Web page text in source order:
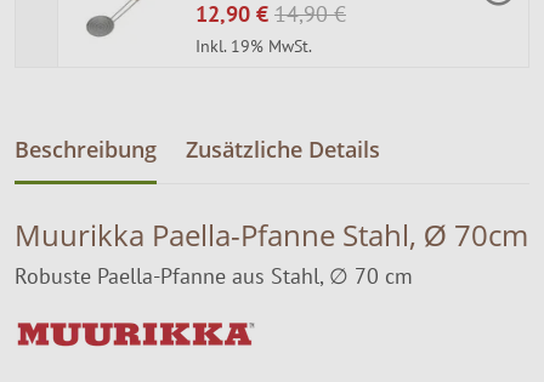
12,90 € 14,90 €
Inkl. 19% MwSt.
Beschreibung Zusätzliche Details
Muurikka Paella-Pfanne Stahl, Ø 70cm
Robuste Paella-Pfanne aus Stahl, ∅ 70 cm